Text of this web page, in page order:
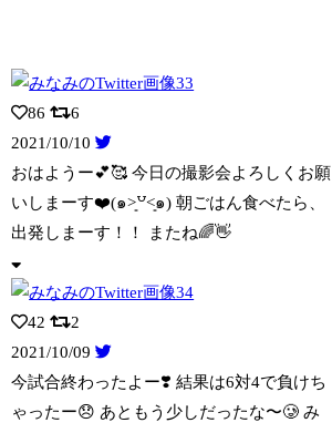
86
6
2021/10/10
おはようー💕🥰 今日の撮影会よろしくお願
いしまーす❤️(๑˃͈꒵˂͈๑) 朝ごはん食べたら、
出発しまーす！！ またね🌈👋
42
2
2021/10/09
今試合終わったよー❣️ 結果は6対4で負けち
ゃったー😞 あともう少しだったな〜🥲 み